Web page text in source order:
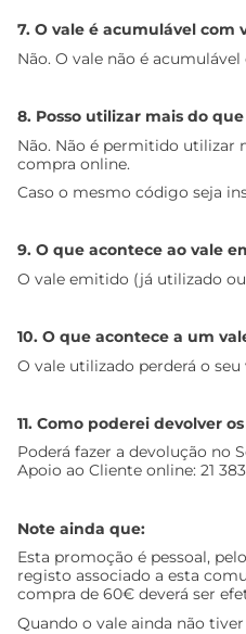
7. O vale é acumulável com
Não. O vale não é
8. Posso utilizar mais do
Não. Não é permitido utilizar
compra online.
Caso o mesmo código seja
9. O que acontece ao vale
O vale emitido (já utilizado
10. O que acontece a um
O vale utilizado perderá o
11. Como poderei devolver
Poderá fazer a devolução no
Apoio ao Cliente online: 21
Note ainda que:
Esta promoção é pessoal,
registo associado a esta
compra de 60€ deverá ser
Quando o vale ainda não